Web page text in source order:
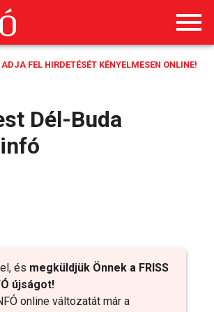
ADJA FEL HIRDETÉSÉT KÉNYELMESEN ONLINE!
Dél-Buda
és megküldjük Önnek a FRISS
újságot!
online változatát már a